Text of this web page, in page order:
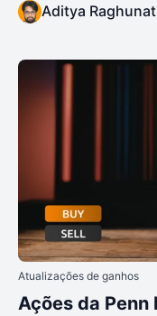
Aditya
Atualizações de ganhos
Ações da Penn